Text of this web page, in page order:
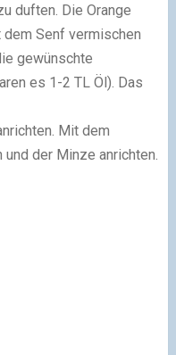
duften. Die Orange
Senf vermischen
gewünschte
es 1-2 TL Öl). Das
Mit dem
der Minze anrichten.